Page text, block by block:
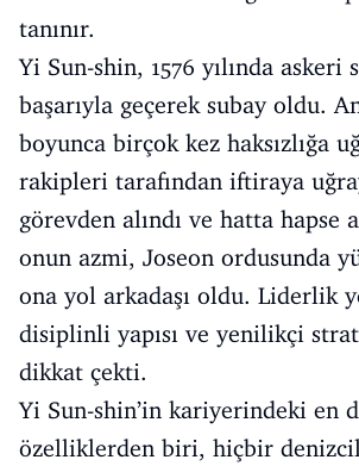
tanınır.
Yi Sun-shin, 1576 yılında askeri
başarıyla geçerek subay oldu.
boyunca birçok kez haksızlığa
rakipleri tarafından iftiraya
görevden alındı ve hatta hapse
onun azmi, Joseon ordusunda
ona yol arkadaşı oldu. Liderlik
disiplinli yapısı ve yenilikçi
dikkat çekti.
Yi Sun-shin’in kariyerindeki en
özelliklerden biri, hiçbir